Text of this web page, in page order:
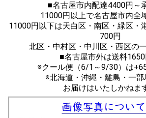
■名古屋市内配達4400円～
11000円以上で名古屋市内全
11000円以下は天白区・南区・緑区・
700円
北区・中村区・中川区・西区の
■名古屋市外は送料1650
※クール便（6/1～9/30）は
※北海道・沖縄・離島・一部
お届けはいたしかねま